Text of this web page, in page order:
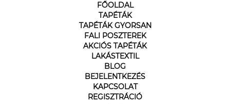
FŐOLDAL
TAPÉTÁK
TAPÉTÁK GYORSAN
FALI POSZTEREK
AKCIÓS TAPÉTÁK
LAKÁSTEXTIL
BLOG
BEJELENTKEZÉS
KAPCSOLAT
REGISZTRÁCIÓ